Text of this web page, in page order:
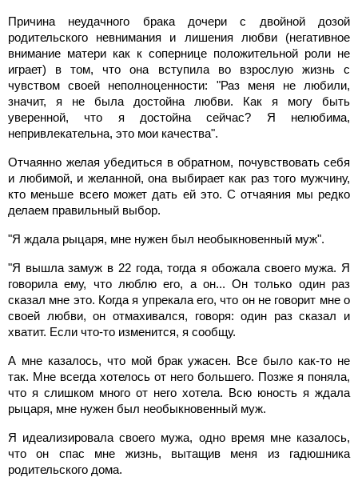
Причина неудачного брака дочери с двойной дозой
родительского невнимания и лишения любви (негативное
внимание матери как к сопернице положительной роли не
играет) в том, что она вступила во взрослую жизнь с
чувством своей неполноценности: "Раз меня не любили,
значит, я не была достойна любви. Как я могу быть
уверенной, что я достойна сейчас? Я нелюбима,
непривлекательна, это мои качества".
Отчаянно желая убедиться в обратном, почувствовать себя
и любимой, и желанной, она выбирает как раз того мужчину,
кто меньше всего может дать ей это. С отчаяния мы редко
делаем правильный выбор.
"Я ждала рыцаря, мне нужен был необыкновенный муж".
"Я вышла замуж в 22 года, тогда я обожала своего мужа. Я
говорила ему, что люблю его, а он... Он только один раз
сказал мне это. Когда я упрекала его, что он не говорит мне о
своей любви, он отмахивался, говоря: один раз сказал и
хватит. Если что-то изменится, я сообщу.
А мне казалось, что мой брак ужасен. Все было как-то не
так. Мне всегда хотелось от него большего. Позже я поняла,
что я слишком много от него хотела. Всю юность я ждала
рыцаря, мне нужен был необыкновенный муж.
Я идеализировала своего мужа, одно время мне казалось,
что он спас мне жизнь, вытащив меня из гадюшника
родительского дома.